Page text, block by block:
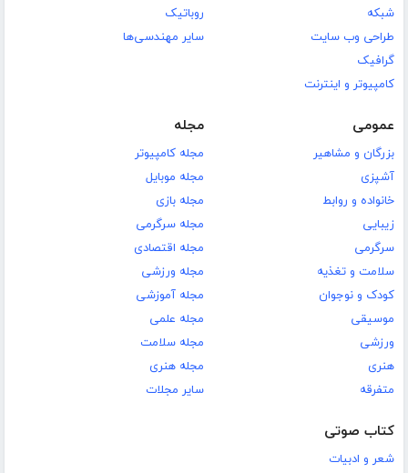
شبکه
طراحی وب سایت
گرافیک
کامپیوتر و اینترنت
روباتیک
سایر مهندسی‌ها
عمومی
بزرگان و مشاهیر
آشپزی
خانواده و روابط
زیبایی
سرگرمی
سلامت و تغذیه
کودک و نوجوان
موسیقی
ورزشی
هنری
متفرقه
مجله
مجله کامپیوتر
مجله موبایل
مجله بازی
مجله سرگرمی
مجله اقتصادی
مجله ورزشی
مجله آموزشی
مجله علمی
مجله سلامت
مجله هنری
سایر مجلات
کتاب صوتی
شعر و ادبیات